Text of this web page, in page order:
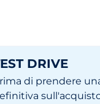
DRIVE
di prendere